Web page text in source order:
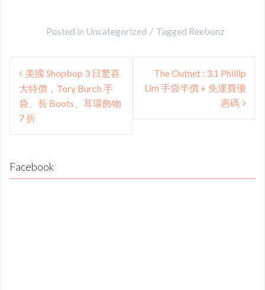
Posted in Uncategorized Tagged Reebonz
Post
navigation
美國 Shopbop 3 日驚喜
大特價，Tory Burch 手
袋、長 Boots、耳環飾物
7 折
The Outnet : 3.1 Phillip
Lim 手袋半價 + 免運費優
惠碼
Facebook